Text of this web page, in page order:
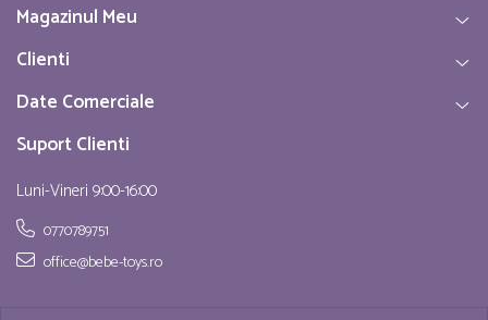
Magazinul Meu
Clienti
Date Comerciale
Suport Clienti
Luni-Vineri 9:00-16:00
0770789751
office@bebe-toys.ro